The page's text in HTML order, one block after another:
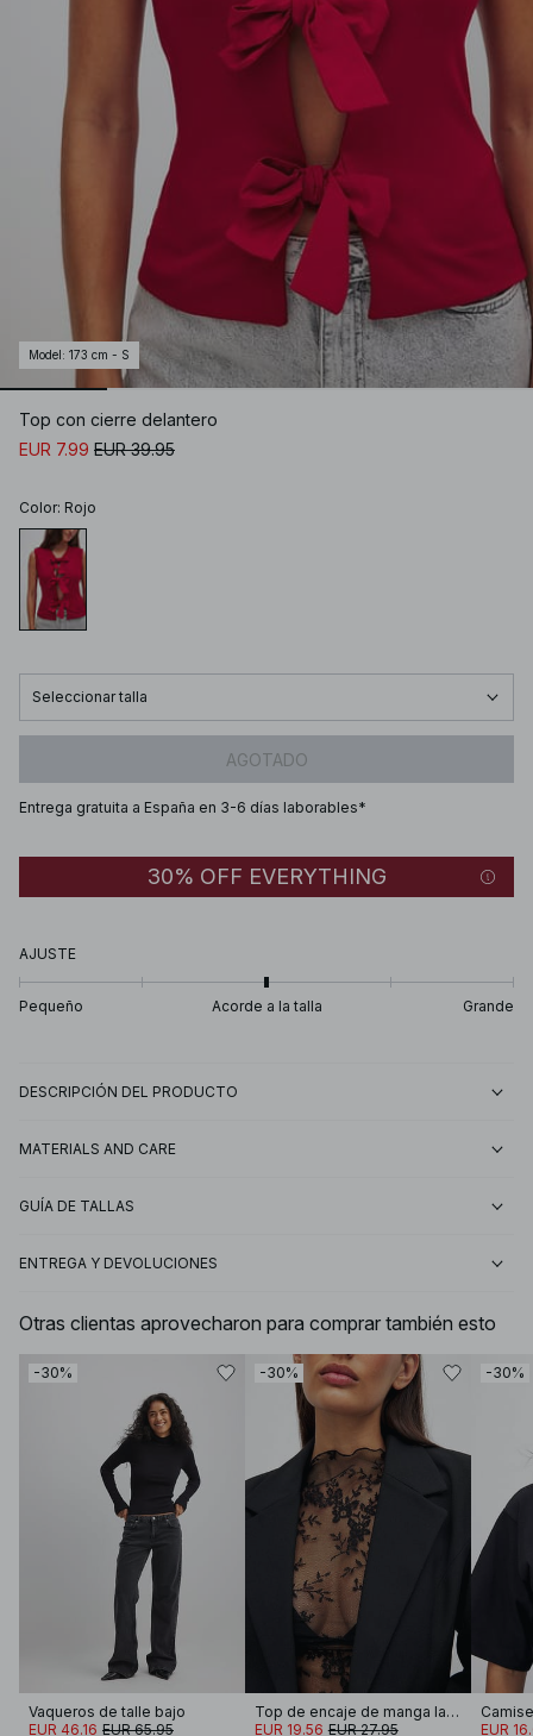
Model : 173 cm - S
Top con cierre delantero
EUR 7.99 EUR 39.95
Color: Rojo
Seleccionar talla
AGOTADO
Entrega gratuita a España en 3-6 días laborables*
30% OFF EVERYTHING
AJUSTE
Pequeño Acorde a la talla Grande
DESCRIPCIÓN DEL PRODUCTO
MATERIALS AND CARE
GUÍA DE TALLAS
ENTREGA Y DEVOLUCIONES
Otras clientas aprovecharon para comprar también esto
-30%
Vaqueros de talle bajo
EUR 46.16 EUR 65.95
-30%
Top de encaje de manga larga
EUR 19.56 EUR 27.95
-30%
EUR